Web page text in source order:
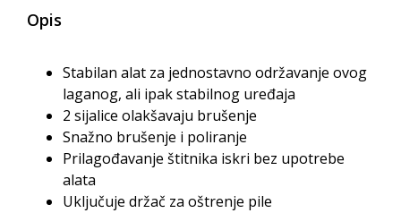
Opis
Stabilan alat za jednostavno održavanje ovog
laganog, ali ipak stabilnog uređaja
2 sijalice olakšavaju brušenje
Snažno brušenje i poliranje
Prilagođavanje štitnika iskri bez upotrebe
alata
Uključuje držač za oštrenje pile